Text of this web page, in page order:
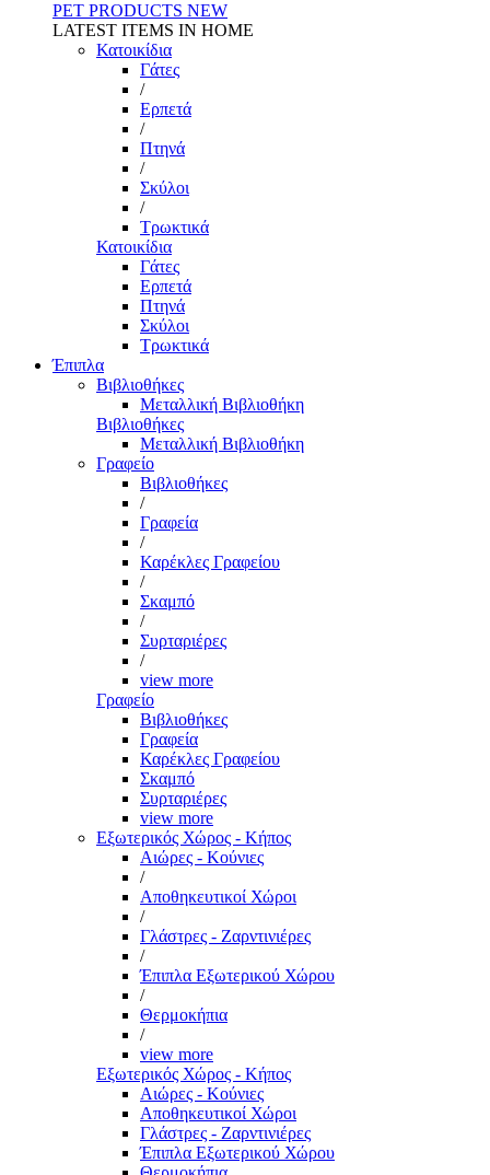
PET PRODUCTS NEW
LATEST ITEMS IN HOME
Κατοικίδια
Γάτες
/
Ερπετά
/
Πτηνά
/
Σκύλοι
/
Τρωκτικά
Κατοικίδια
Γάτες
Ερπετά
Πτηνά
Σκύλοι
Τρωκτικά
Έπιπλα
Βιβλιοθήκες
Μεταλλική Βιβλιοθήκη
Βιβλιοθήκες
Μεταλλική Βιβλιοθήκη
Γραφείο
Βιβλιοθήκες
/
Γραφεία
/
Καρέκλες Γραφείου
/
Σκαμπό
/
Συρταριέρες
/
view more
Γραφείο
Βιβλιοθήκες
Γραφεία
Καρέκλες Γραφείου
Σκαμπό
Συρταριέρες
view more
Εξωτερικός Χώρος - Κήπος
Αιώρες - Κούνιες
/
Αποθηκευτικοί Χώροι
/
Γλάστρες - Ζαρντινιέρες
/
Έπιπλα Εξωτερικού Χώρου
/
Θερμοκήπια
/
view more
Εξωτερικός Χώρος - Κήπος
Αιώρες - Κούνιες
Αποθηκευτικοί Χώροι
Γλάστρες - Ζαρντινιέρες
Έπιπλα Εξωτερικού Χώρου